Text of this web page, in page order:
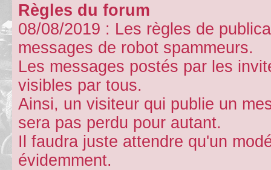
Règles du forum
08/08/2019 : Les règles de
messages de robot spammeurs.
Les messages postés par les
visibles par tous.
Ainsi, un visiteur qui publie un
sera pas perdu pour autant.
Il faudra juste attendre qu'un
évidemment.